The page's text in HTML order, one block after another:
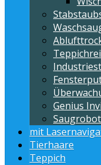
Genius
mit
Tierhaare
Teppich